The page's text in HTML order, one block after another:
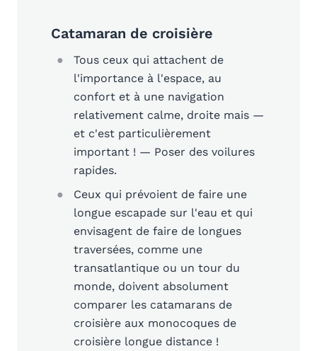
Catamaran de croisière
Tous ceux qui attachent de
l'importance à l'espace, au
confort et à une navigation
relativement calme, droite mais —
et c'est particulièrement
important ! — Poser des voilures
rapides.
Ceux qui prévoient de faire une
longue escapade sur l'eau et qui
envisagent de faire de longues
traversées, comme une
transatlantique ou un tour du
monde, doivent absolument
comparer les catamarans de
croisière aux monocoques de
croisière longue distance !